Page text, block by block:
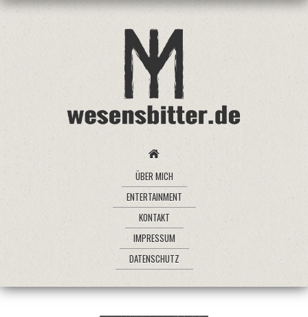
ÜBER MICH
ENTERTAINMENT
KONTAKT
IMPRESSUM
DATENSCHUTZ